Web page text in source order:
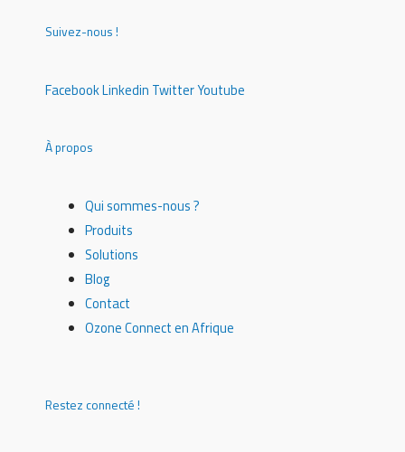
Suivez-nous !
FacebookLinkedin TwitterYoutube
À propos
Qui sommes-nous ?
Produits
Solutions
Blog
Contact
Ozone Connect en Afrique
Restez connecté !